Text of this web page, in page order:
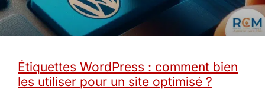
Étiquettes WordPress : comment bien
les utiliser pour un site optimisé ?